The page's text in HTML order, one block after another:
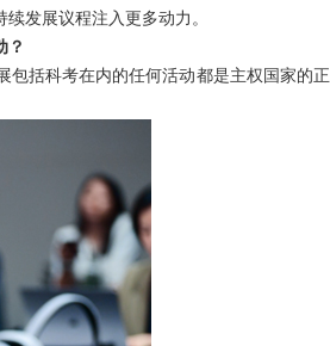
发展议程注入更多动力。
？
包括科考在内的任何活动都是主权国家的正